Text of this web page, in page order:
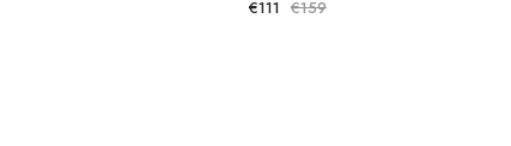
€111 €159